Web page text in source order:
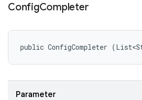
ConfigCompleter
public ConfigCompleter
Parameter